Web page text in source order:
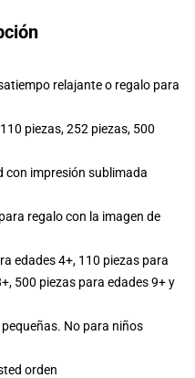
relajante o regalo para
piezas, 252 piezas, 500
con impresión sublimada
regalo con la imagen de
edades 4+, 110 piezas para
500 piezas para edades 9+ y
No para niños
orden